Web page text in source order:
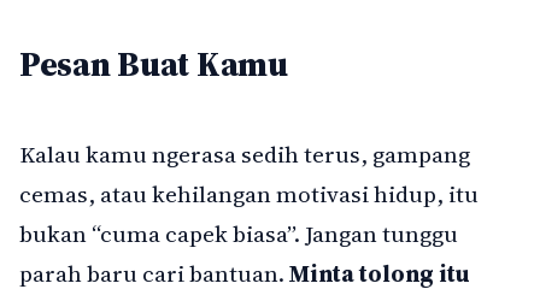
Pesan Buat Kamu
Kalau kamu ngerasa sedih terus, gampang
cemas, atau kehilangan motivasi hidup, itu
bukan “cuma capek biasa”. Jangan tunggu
parah baru cari bantuan.Minta tolong itu